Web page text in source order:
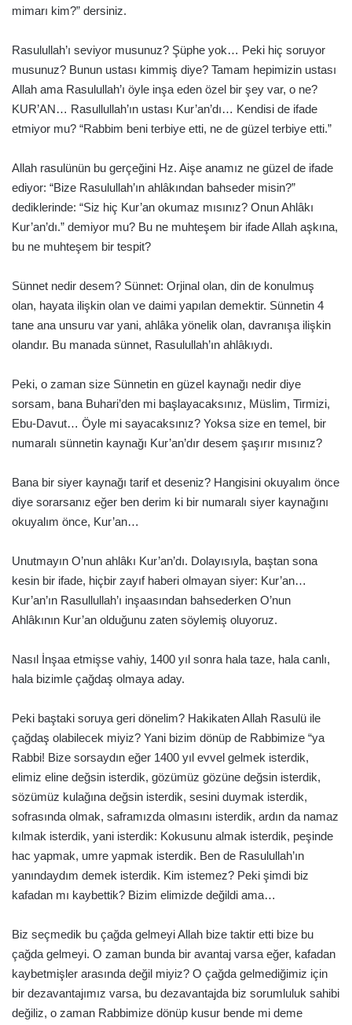
mimarı kim?” dersiniz.
Rasulullah’ı seviyor musunuz? Şüphe yok… Peki hiç soruyor
musunuz? Bunun ustası kimmiş diye? Tamam hepimizin ustası
Allah ama Rasulullah’ı öyle inşa eden özel bir şey var, o ne?
KUR’AN… Rasullullah’ın ustası Kur’an’dı… Kendisi de ifade
etmiyor mu? “Rabbim beni terbiye etti, ne de güzel terbiye etti.”
Allah rasulünün bu gerçeğini Hz. Aişe anamız ne güzel de ifade
ediyor: “Bize Rasulullah’ın ahlâkından bahseder misin?”
dediklerinde: “Siz hiç Kur’an okumaz mısınız? Onun Ahlâkı
Kur’an’dı.” demiyor mu? Bu ne muhteşem bir ifade Allah aşkına,
bu ne muhteşem bir tespit?
Sünnet nedir desem? Sünnet: Orjinal olan, din de konulmuş
olan, hayata ilişkin olan ve daimi yapılan demektir. Sünnetin 4
tane ana unsuru var yani, ahlâka yönelik olan, davranışa ilişkin
olandır. Bu manada sünnet, Rasulullah’ın ahlâkıydı.
Peki, o zaman size Sünnetin en güzel kaynağı nedir diye
sorsam, bana Buhari’den mi başlayacaksınız, Müslim, Tirmizi,
Ebu-Davut… Öyle mi sayacaksınız? Yoksa size en temel, bir
numaralı sünnetin kaynağı Kur’an’dır desem şaşırır mısınız?
Bana bir siyer kaynağı tarif et deseniz? Hangisini okuyalım önce
diye sorarsanız eğer ben derim ki bir numaralı siyer kaynağını
okuyalım önce, Kur’an…
Unutmayın O’nun ahlâkı Kur’an’dı. Dolayısıyla, baştan sona
kesin bir ifade, hiçbir zayıf haberi olmayan siyer: Kur’an…
Kur’an’ın Rasullullah’ı inşaasından bahsederken O’nun
Ahlâkının Kur’an olduğunu zaten söylemiş oluyoruz.
Nasıl İnşaa etmişse vahiy, 1400 yıl sonra hala taze, hala canlı,
hala bizimle çağdaş olmaya aday.
Peki baştaki soruya geri dönelim? Hakikaten Allah Rasulü ile
çağdaş olabilecek miyiz? Yani bizim dönüp de Rabbimize “ya
Rabbi! Bize sorsaydın eğer 1400 yıl evvel gelmek isterdik,
elimiz eline değsin isterdik, gözümüz gözüne değsin isterdik,
sözümüz kulağına değsin isterdik, sesini duymak isterdik,
sofrasında olmak, saframızda olmasını isterdik, ardın da namaz
kılmak isterdik, yani isterdik: Kokusunu almak isterdik, peşinde
hac yapmak, umre yapmak isterdik. Ben de Rasulullah’ın
yanındaydım demek isterdik. Kim istemez? Peki şimdi biz
kafadan mı kaybettik? Bizim elimizde değildi ama…
Biz seçmedik bu çağda gelmeyi Allah bize taktir etti bize bu
çağda gelmeyi. O zaman bunda bir avantaj varsa eğer, kafadan
kaybetmişler arasında değil miyiz? O çağda gelmediğimiz için
bir dezavantajımız varsa, bu dezavantajda biz sorumluluk sahibi
değiliz, o zaman Rabbimize dönüp kusur bende mi deme